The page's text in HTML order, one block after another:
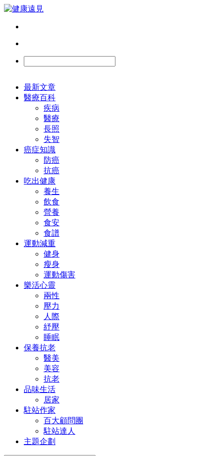
最新文章
醫療百科
疾病
醫療
長照
失智
癌症知識
防癌
抗癌
吃出健康
養生
飲食
營養
食安
食譜
運動減重
健身
瘦身
運動傷害
樂活心靈
兩性
壓力
人際
紓壓
睡眠
保養抗老
醫美
美容
抗老
品味生活
居家
駐站作家
百大顧問團
駐站達人
主題企劃